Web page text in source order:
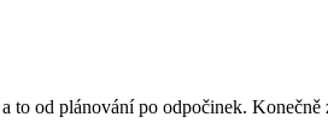
od plánování po odpočinek.